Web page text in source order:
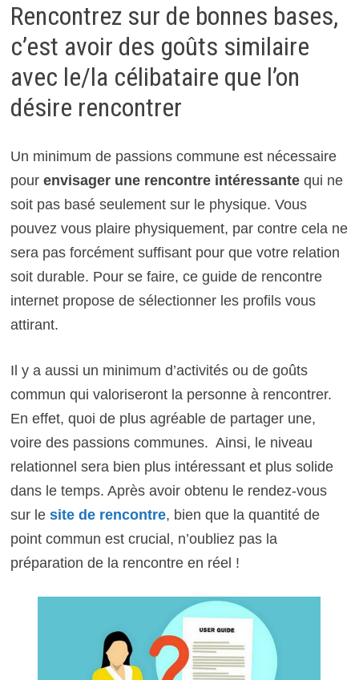
Rencontrez sur de bonnes bases,
c’est avoir des goûts similaire
avec le/la célibataire que l’on
désire rencontrer
Un minimum de passions commune est nécessaire
pour envisager une rencontre intéressantequi ne
soit pas basé seulement sur le physique. Vous
pouvez vous plaire physiquement, par contre cela ne
sera pas forcément suffisant pour que votre relation
soit durable. Pour se faire, ce guide de rencontre
internet propose de sélectionner les profils vous
attirant.
Il y a aussi un minimum d’activités ou de goûts
commun qui valoriseront la personne à rencontrer.
En effet, quoi de plus agréable de partager une,
voire des passions communes. Ainsi, le niveau
relationnel sera bien plus intéressant et plus solide
dans le temps. Après avoir obtenu le rendez-vous
sur le site de rencontre, bien que la quantité de
point commun est crucial, n’oubliez pas la
préparation de la rencontre en réel !